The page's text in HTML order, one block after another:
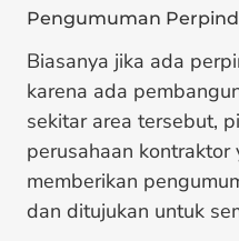
Pengumuman
Biasanya jika ada
karena ada
sekitar area tersebut,
perusahaan
memberikan
dan ditujukan untuk